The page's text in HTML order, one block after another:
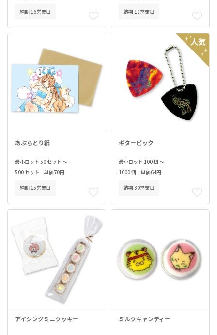
納期 16営業日 納期 11営業日
あぶらとり紙
最小ロット 50 セット ～
500 セット 単価70円
納期 15営業日
ギターピック
最小ロット 100 個 ～
1000 個 単価64円
納期 30営業日
アイシングミニクッキー ミルクキャンディー